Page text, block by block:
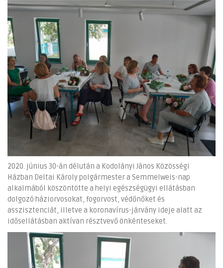
2020. június 30-án délután a Kodolányi János Közösségi
Házban Deltai Károly polgármester a Semmelweis-nap
alkalmából köszöntötte a helyi egészségügyi ellátásban
dolgozó háziorvosokat, fogorvost, védőnőket és
asszisztenciát, illetve a koronavírus-járvány ideje alatt az
idősellátásban aktívan résztvevő önkénteseket.